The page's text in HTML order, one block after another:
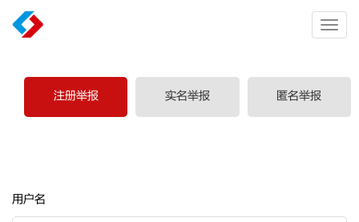
注册举报 实名举报 匿名举报
用户名